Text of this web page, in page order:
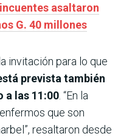
asaltaron
G. 40 millones
invitación para lo que
prevista también
a las 11:00 . “En la
que son
resaltaron desde